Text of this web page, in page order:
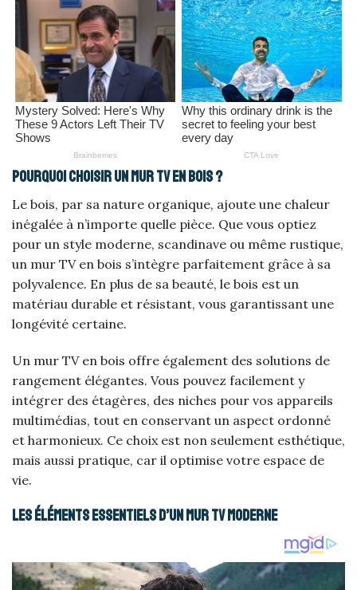
Pourquoi choisir un mur TV en bois ?
Le bois, par sa nature organique, ajoute une chaleur
inégalée à n’importe quelle pièce. Que vous optiez
pour un style moderne, scandinave ou même rustique,
un mur TV en bois s’intègre parfaitement grâce à sa
polyvalence. En plus de sa beauté, le bois est un
matériau durable et résistant, vous garantissant une
longévité certaine.
Un mur TV en bois offre également des solutions de
rangement élégantes. Vous pouvez facilement y
intégrer des étagères, des niches pour vos appareils
multimédias, tout en conservant un aspect ordonné
et harmonieux. Ce choix est non seulement esthétique,
mais aussi pratique, car il optimise votre espace de
vie.
Les éléments essentiels d’un mur TV moderne